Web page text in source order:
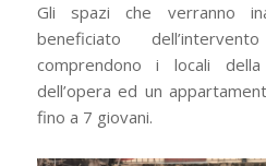
Gli spazi che verranno
beneficiato
comprendono i locali
dell’opera ed un
fino a 7 giovani.